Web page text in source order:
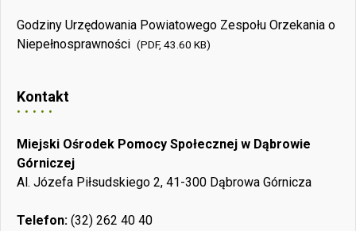
Godziny Urzędowania Powiatowego Zespołu Orzekania o
Niepełnosprawności (PDF, 43.60 KB)
Kontakt
Miejski Ośrodek Pomocy Społecznej w Dąbrowie
Górniczej
Al. Józefa Piłsudskiego 2, 41-300 Dąbrowa Górnicza
Telefon: (32) 262 40 40